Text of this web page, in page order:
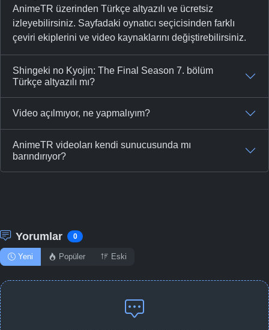
AnimeTR üzerinden Türkçe altyazılı ve ücretsiz
izleyebilirsiniz. Sayfadaki oynatıcı seçicisinden farklı
çeviri ekiplerini ve video kaynaklarını değiştirebilirsiniz.
Shingeki no Kyojin: The Final Season 7. bölüm
Türkçe altyazılı mı?
Video açılmıyor, ne yapmalıyım?
AnimeTR videoları kendi sunucusunda mı
barındırıyor?
Yorumlar 0
Yeni Popüler Eski